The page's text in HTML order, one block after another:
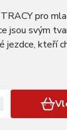
pro
jsou svým
jezdce, kteří
místo